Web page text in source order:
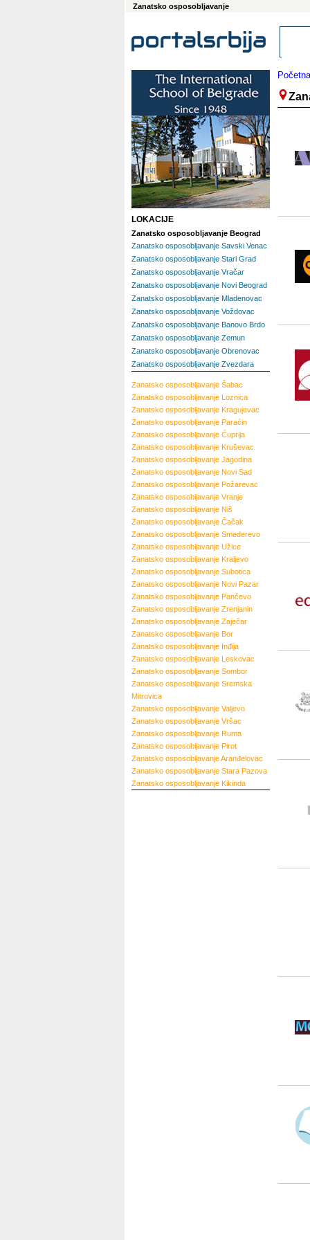
Zanatsko osposobljavanje
Početna
LOKACIJE
Zanatsko osposobljavanje Beograd
Zanatsko osposobljavanje Savski Venac
Zanatsko osposobljavanje Stari Grad
Zanatsko osposobljavanje Vračar
Zanatsko osposobljavanje Novi Beograd
Zanatsko osposobljavanje Mladenovac
Zanatsko osposobljavanje Voždovac
Zanatsko osposobljavanje Banovo Brdo
Zanatsko osposobljavanje Zemun
Zanatsko osposobljavanje Obrenovac
Zanatsko osposobljavanje Zvezdara
Zanatsko osposobljavanje Šabac
Zanatsko osposobljavanje Loznica
Zanatsko osposobljavanje Kragujevac
Zanatsko osposobljavanje Paraćin
Zanatsko osposobljavanje Ćuprija
Zanatsko osposobljavanje Kruševac
Zanatsko osposobljavanje Jagodina
Zanatsko osposobljavanje Novi Sad
Zanatsko osposobljavanje Požarevac
Zanatsko osposobljavanje Vranje
Zanatsko osposobljavanje Niš
Zanatsko osposobljavanje Čačak
Zanatsko osposobljavanje Smederevo
Zanatsko osposobljavanje Užice
Zanatsko osposobljavanje Kraljevo
Zanatsko osposobljavanje Subotica
Zanatsko osposobljavanje Novi Pazar
Zanatsko osposobljavanje Pančevo
Zanatsko osposobljavanje Zrenjanin
Zanatsko osposobljavanje Zaječar
Zanatsko osposobljavanje Bor
Zanatsko osposobljavanje Inđija
Zanatsko osposobljavanje Leskovac
Zanatsko osposobljavanje Sombor
Zanatsko osposobljavanje Sremska
Mitrovica
Zanatsko osposobljavanje Valjevo
Zanatsko osposobljavanje Vršac
Zanatsko osposobljavanje Ruma
Zanatsko osposobljavanje Pirot
Zanatsko osposobljavanjeAranđelovac
Zanatsko osposobljavanje Stara Pazova
Zanatsko osposobljavanje Kikinda